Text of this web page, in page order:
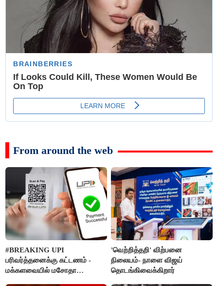
From around the web
#BREAKING UPI
பரிவர்த்தனைக்கு கட்டணம் -
மக்களவையில் மசோதா
'வெற்றித்தறி' விற்பனை
நிலையம்- நாளை விஜய்
தொடங்கிவைக்கிறார்